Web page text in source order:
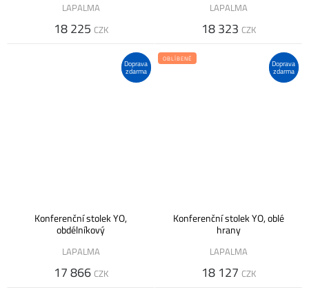
LAPALMA
18 225 CZK
LAPALMA
18 323 CZK
Doprava
zdarma
Konferenční stolek YO,
obdélníkový
LAPALMA
17 866 CZK
Doprava
zdarma
OBLÍBENÉ
Konferenční stolek YO, oblé
hrany
LAPALMA
18 127 CZK